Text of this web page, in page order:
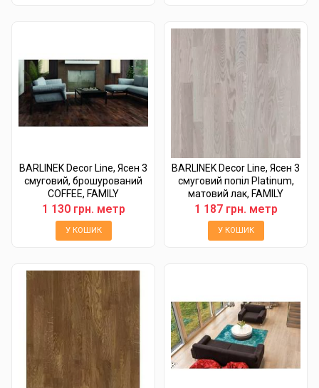
BARLINEK Decor Line, Ясен 3
смуговий, брошурований
COFFEE, FAMILY
1 130 грн. метр
У КОШИК
BARLINEK Decor Line, Ясен 3
смуговий попіл Platinum,
матовий лак, FAMILY
1 187 грн. метр
У КОШИК